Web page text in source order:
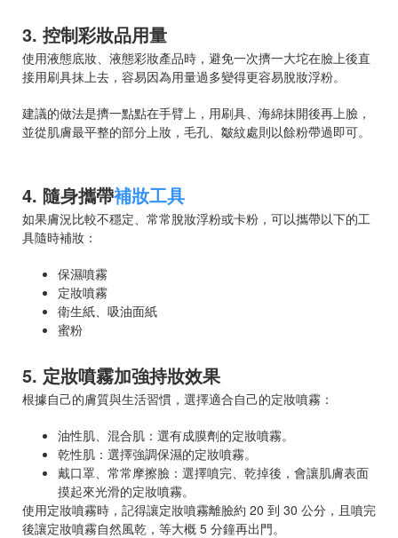
3. 控制彩妝品用量
使用液態底妝、液態彩妝產品時，避免一次擠一大坨在臉上後直
接用刷具抹上去，容易因為用量過多變得更容易脫妝浮粉。
建議的做法是擠一點點在手臂上，用刷具、海綿抹開後再上臉，
並從肌膚最平整的部分上妝，毛孔、皺紋處則以餘粉帶過即可。
4. 隨身攜帶補妝工具
如果膚況比較不穩定、常常脫妝浮粉或卡粉，可以攜帶以下的工
具隨時補妝：
保濕噴霧
定妝噴霧
衛生紙、吸油面紙
蜜粉
5. 定妝噴霧加強持妝效果
根據自己的膚質與生活習慣，選擇適合自己的定妝噴霧：
油性肌、混合肌：選有成膜劑的定妝噴霧。
乾性肌：選擇強調保濕的定妝噴霧。
戴口罩、常常摩擦臉：選擇噴完、乾掉後，會讓肌膚表面
摸起來光滑的定妝噴霧。
使用定妝噴霧時，記得讓定妝噴霧離臉約 20 到 30 公分，且噴完
後讓定妝噴霧自然風乾，等大概 5 分鐘再出門。